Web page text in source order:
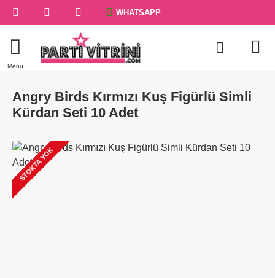
WHATSAPP
Angry Birds Kırmızı Kuş Figürlü Simli
Kürdan Seti 10 Adet
STOKTA YOK